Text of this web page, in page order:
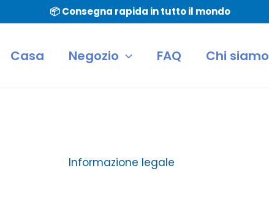
📦 Consegna rapida in tutto il mondo
Casa Negozio FAQ Chi siamo
Informazione legale